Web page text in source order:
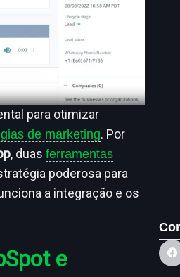
para otimizar
de marketing. Por
, duas ferramentas
poderosa para
a integração e os
e